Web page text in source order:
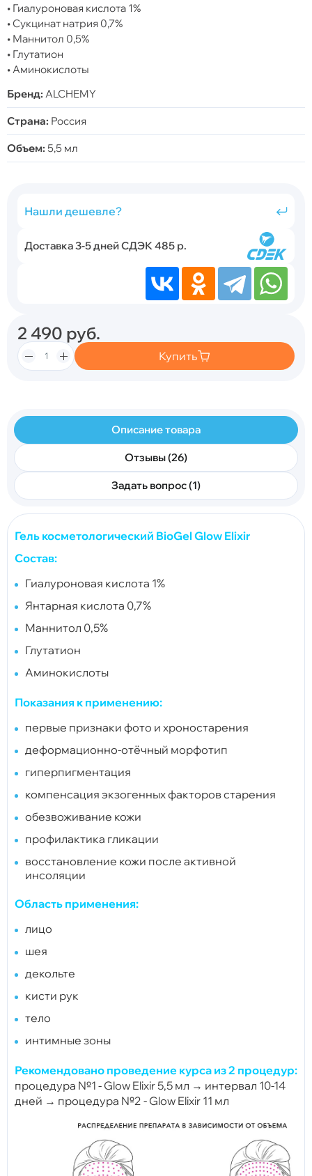
• Гиалуроновая кислота 1%
• Сукцинат натрия 0,7%
• Маннитол 0,5%
• Глутатион
• Аминокислоты
Бренд: ALCHEMY
Страна: Россия
Объем: 5,5 мл
Нашли дешевле?
Доставка 3-5 дней СДЭК 485 р.
2 490 руб.
Купить
Описание товара
Отзывы (26)
Задать вопрос (1)
Гель косметологический BioGel Glow Elixir
Состав:
Гиалуроновая кислота 1%
Янтарная кислота 0,7%
Маннитол 0,5%
Глутатион
Аминокислоты
Показания к применению:
первые признаки фото и хроностарения
деформационно-отёчный морфотип
гиперпигментация
компенсация экзогенных факторов старения
обезвоживание кожи
профилактика гликации
восстановление кожи после активной
инсоляции
Область применения:
лицо
шея
декольте
кисти рук
тело
интимные зоны
Рекомендовано проведение курса из 2 процедур:
процедура №1 - Glow Elixir 5,5 мл → интервал 10-14
дней → процедура №2 - Glow Elixir 11 мл